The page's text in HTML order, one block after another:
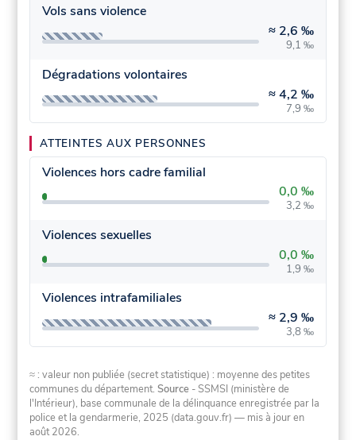
Vols sans violence
≈ 2,6 ‰
9,1 ‰
Dégradations volontaires
≈4,2 ‰
7,9 ‰
ATTEINTES AUX PERSONNES
Violences hors cadre familial
0,0 ‰
3,2 ‰
Violences sexuelles
0,0 ‰
1,9 ‰
Violences intrafamiliales
≈ 2,9 ‰
3,8 ‰
≈ : valeur non publiée (secret statistique) : moyenne des petites
communes du département.Source - SSMSI (ministère de
l'Intérieur), base communale de la délinquance enregistrée par la
police et la gendarmerie, 2025 (data.gouv.fr) — mis à jour en
août 2026.